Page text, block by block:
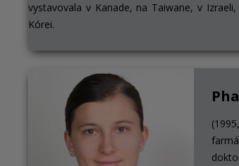
vystavovala v Kanade, na Taiwane, v
Kórei.